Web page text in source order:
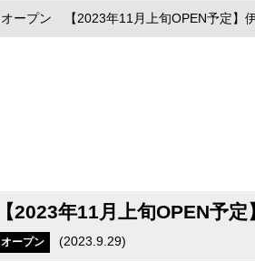
オープン 【2023年11月上旬OPEN予定
【2023年11月上旬OPEN予
オープン (2023.9.29)